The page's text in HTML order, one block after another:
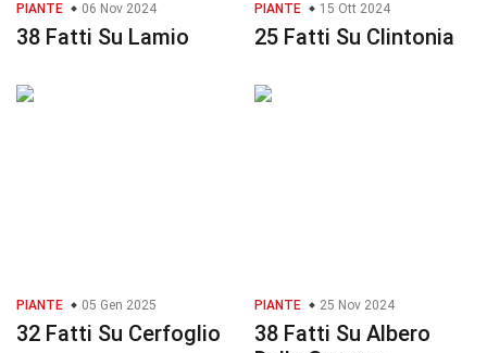
PIANTE 06 Nov 2024
38 Fatti Su Lamio
PIANTE 15 Ott 2024
25 Fatti Su Clintonia
PIANTE 05 Gen 2025
32 Fatti Su Cerfoglio
PIANTE 25 Nov 2024
38 Fatti Su Albero